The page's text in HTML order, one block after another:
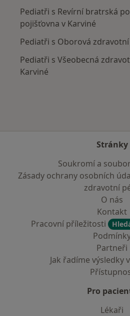
Pediatři s Revírní bratrská
pojišťovna v Karviné
Pediatři s Oborová
Pediatři s Všeobecná
Karviné
Stránky
Soukromí a
Zásady ochrany osobních
zdravotní
O nás
Kontakt
Pracovní příležitosti
Partneři
Jak řadíme výsledky
Pro
Lékaři